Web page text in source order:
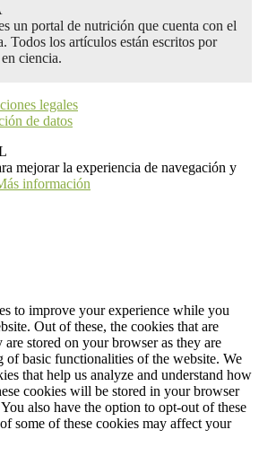
un portal de nutrición que cuenta con el
Todos los artículos están escritos por
ciencia.
legales
de datos
mejorar la experiencia de navegación y
información
to improve your experience while you
Out of these, the cookies that are
are stored on your browser as they are
of basic functionalities of the website. We
that help us analyze and understand how
cookies will be stored in your browser
also have the option to opt-out of these
some of these cookies may affect your